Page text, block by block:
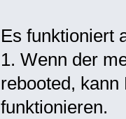
Es funktioniert
1. Wenn der
rebooted,
funktionieren.